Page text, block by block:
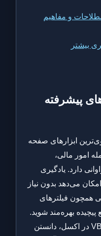
و مفاهیم
بیشتر
پیشرفته
ابزارهای صفحه
امور مالی،
دارد. یادگیری
می‌دهد بدون نیاز
همچون فیلترهای
پیچیده بهره‌مند شوید.
هرچند برای شروع برنامه‌نویسی VBA در اکسل، دانستن